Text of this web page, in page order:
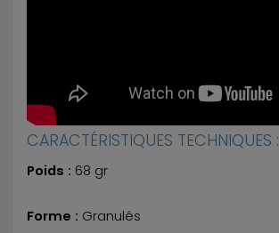
CARACTÉRISTIQUES TECHNIQUES :
Poids : 68 gr
Forme : Granulés